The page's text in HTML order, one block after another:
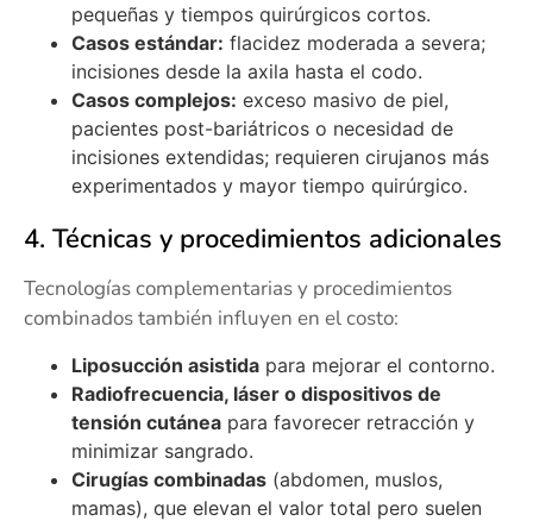
pequeñas y tiempos quirúrgicos cortos.
Casos estándar: flacidez moderada a severa;
incisiones desde la axila hasta el codo.
Casos complejos: exceso masivo de piel,
pacientes post-bariátricos o necesidad de
incisiones extendidas; requieren cirujanos más
experimentados y mayor tiempo quirúrgico.
4. Técnicas y procedimientos adicionales
Tecnologías complementarias y procedimientos
combinados también influyen en el costo:
Liposucción asistida para mejorar el contorno.
Radiofrecuencia, láser o dispositivos de
tensión cutánea para favorecer retracción y
minimizar sangrado.
Cirugías combinadas (abdomen, muslos,
mamas), que elevan el valor total pero suelen